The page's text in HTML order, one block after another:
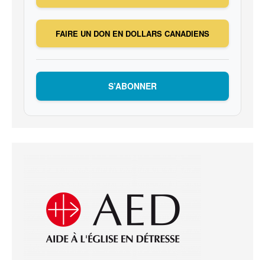
FAIRE UN DON EN DOLLARS CANADIENS
S’ABONNER